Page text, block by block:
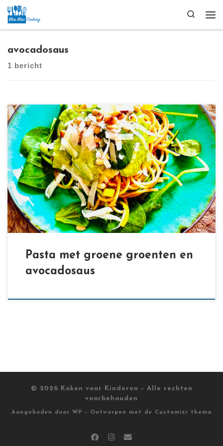
Ga naar inhoud
Search
avocadosaus
1 bericht
[…]
Pasta met groene groenten en
avocadosaus
© 2026 Koken voor Kinderen
– Alle rechten
voorbehouden
Aangeboden door WP – Ontworpen met de Customizr thema